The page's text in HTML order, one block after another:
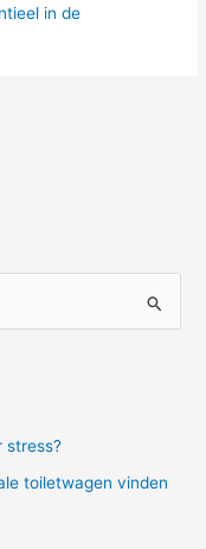
stress?
toiletwagen vinden